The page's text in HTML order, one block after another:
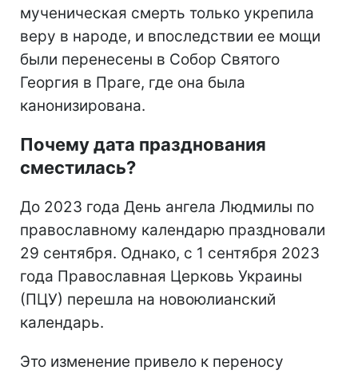
мученическая смерть только укрепила
веру в народе, и впоследствии ее мощи
были перенесены в Собор Святого
Георгия в Праге, где она была
канонизирована.
Почему дата празднования
сместилась?
До 2023 года День ангела Людмилы по
православному календарю праздновали
29 сентября. Однако, с 1 сентября 2023
года Православная Церковь Украины
(ПЦУ) перешла на новоюлианский
календарь.
Это изменение привело к переносу